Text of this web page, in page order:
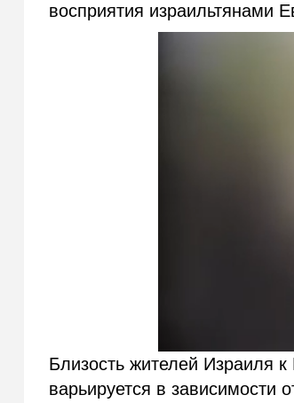
восприятия израильтянами
Близость жителей Израиля
варьируется в зависимости